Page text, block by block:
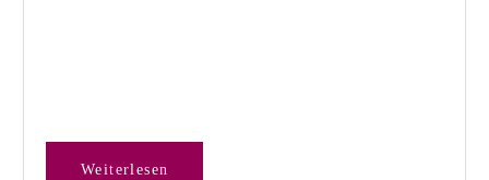
Weiterlesen